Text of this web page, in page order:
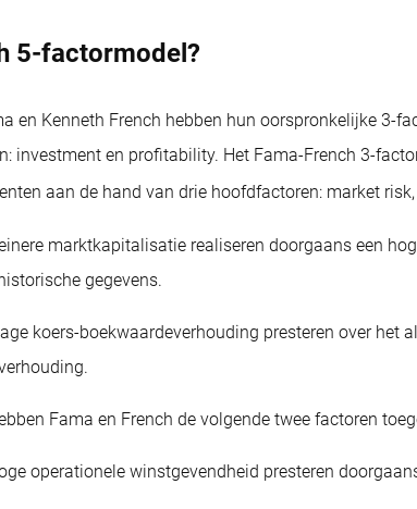
5-factormodel?
en Kenneth French hebben hun oorspronkelijke 3-
investment en profitability. Het Fama-French 3-
aan de hand van drie hoofdfactoren: market
marktkapitalisatie realiseren doorgaans een
gegevens.
koers-boekwaardeverhouding presteren over het
Fama en French de volgende twee factoren
operationele winstgevendheid presteren